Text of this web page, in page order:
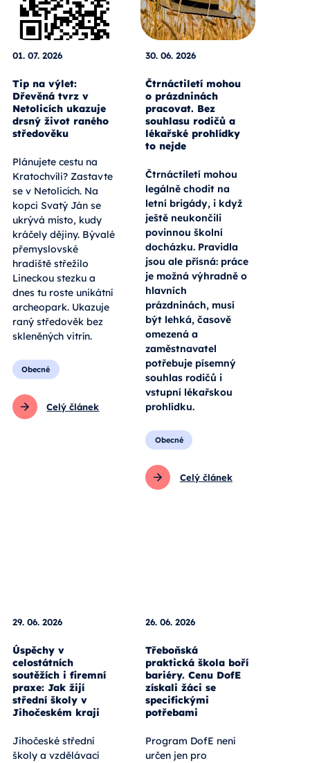
01. 07. 2026
Tip na výlet:
Dřevěná tvrz v
Netolicích ukazuje
drsný život raného
středověku
Plánujete cestu na
Kratochvíli? Zastavte
se v Netolicích. Na
kopci Svatý Ján se
ukrývá místo, kudy
kráčely dějiny. Bývalé
přemyslovské
hradiště střežilo
Lineckou stezku a
dnes tu roste unikátní
archeopark. Ukazuje
raný středověk bez
skleněných vitrín.
Obecné
Celý článek
30. 06. 2026
Čtrnáctiletí mohou
o prázdninách
pracovat. Bez
souhlasu rodičů a
lékařské prohlídky
to nejde
Čtrnáctiletí mohou
legálně chodit na
letní brigády, i když
ještě neukončili
povinnou školní
docházku. Pravidla
jsou ale přísná: práce
je možná výhradně o
hlavních
prázdninách, musí
být lehká, časově
omezená a
zaměstnavatel
potřebuje písemný
souhlas rodičů i
vstupní lékařskou
prohlídku.
Obecné
Celý článek
29. 06. 2026
Úspěchy v
celostátních
soutěžích i firemní
praxe: Jak žijí
střední školy v
Jihočeském kraji
Jihočeské střední
školy a vzdělávací
26. 06. 2026
Třeboňská
praktická škola boří
bariéry. Cenu DofE
získali žáci se
specifickými
potřebami
Program DofE není
určen jen pro